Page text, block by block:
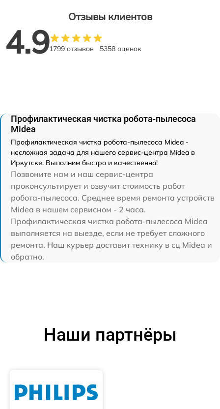
Отзывы клиентов
4.91799 отзывов 5358 оценок
Профилактическая чистка робота-пылесоса
Midea
Профилактическая чистка робота-пылесоса Midea -
несложная задача для нашего сервис-центра Midea в
Иркутске. Выполним быстро и качественно!
Позвоните нам и наш сервис-центра
проконсультирует и озвучит стоимость работ
робота-пылесоса. Среднее время ремонта устройств
Midea в нашем сервисном - 2 часа.
Профилактическая чистка робота-пылесоса Midea
выполняется на выезде, если не требует сложного
ремонта. Наш курьер доставит технику в сц Midea и
обратно.
Наши партнёры